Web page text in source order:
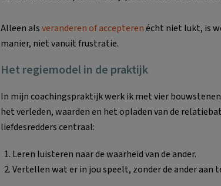
Alleen alsveranderen of accepterenécht niet lukt, is
manier, niet vanuit frustratie.
Het regiemodel in de praktijk
In mijn coachingspraktijk werk ik met vier
het verleden, waarden en het opladen van de
liefdesredders centraal:
Leren luisteren naar de waarheid van de ander.
Vertellen wat er in jou speelt, zonder de ander aan